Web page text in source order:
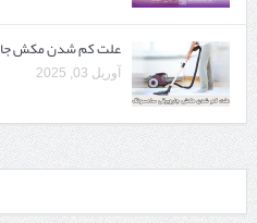
علت کم شدن مکش
آوریل 03, 2025